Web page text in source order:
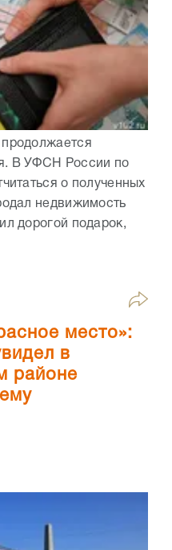
В УФСН России по
о полученных
недвижимость
дорогой подарок,
место»:
в
районе